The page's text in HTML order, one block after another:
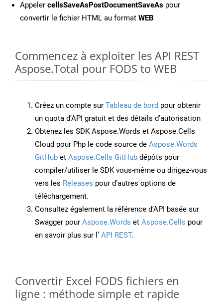
Appeler cellsSaveAsPostDocumentSaveAs pour
convertir le fichier HTML au format WEB
Commencez à exploiter les API REST
Aspose.Total pour FODS to WEB
Créez un compte sur Tableau de bord pour obtenir
un quota d’API gratuit et des détails d’autorisation
Obtenez les SDK Aspose.Words et Aspose.Cells
Cloud pour Php le code source de Aspose.Words
GitHub et Aspose.Cells GitHub dépôts pour
compiler/utiliser le SDK vous-même ou dirigez-vous
vers les Releases pour d’autres options de
téléchargement.
Consultez également la référence d’API basée sur
Swagger pour Aspose.Words et Aspose.Cells pour
en savoir plus sur l’ API REST.
Convertir Excel FODS fichiers en
ligne : méthode simple et rapide